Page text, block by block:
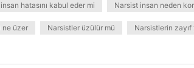
hatasını kabul eder mi Narsist insan neden
ne üzer Narsistler üzülür mü Narsistlerin